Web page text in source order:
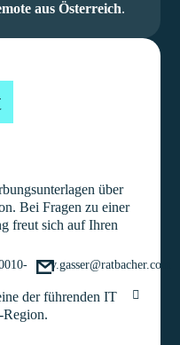
aus Österreich.
über
Bei Fragen zu einer
freut sich auf Ihren
v.gasser@ratbacher.com
der führenden IT